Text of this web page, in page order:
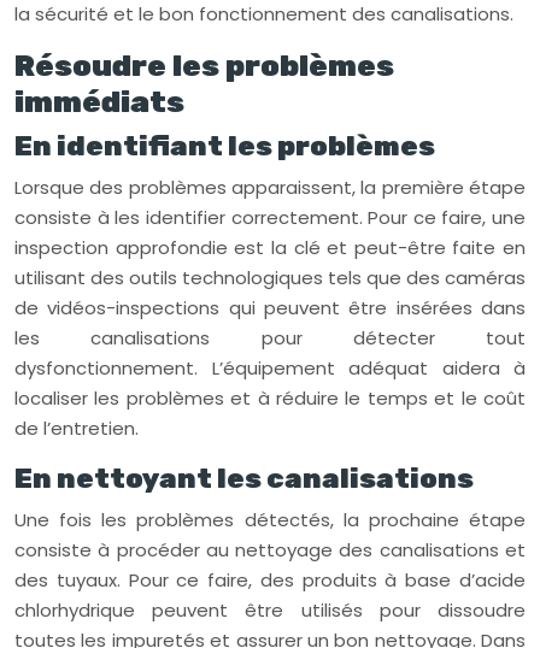
la sécurité et le bon fonctionnement des canalisations.
Résoudre les problèmes
immédiats
En identifiant les problèmes
Lorsque des problèmes apparaissent, la première étape
consiste à les identifier correctement. Pour ce faire, une
inspection approfondie est la clé et peut-être faite en
utilisant des outils technologiques tels que des caméras
de vidéos-inspections qui peuvent être insérées dans
les canalisations pour détecter tout
dysfonctionnement. L’équipement adéquat aidera à
localiser les problèmes et à réduire le temps et le coût
de l’entretien.
En nettoyant les canalisations
Une fois les problèmes détectés, la prochaine étape
consiste à procéder au nettoyage des canalisations et
des tuyaux. Pour ce faire, des produits à base d’acide
chlorhydrique peuvent être utilisés pour dissoudre
toutes les impuretés et assurer un bon nettoyage. Dans